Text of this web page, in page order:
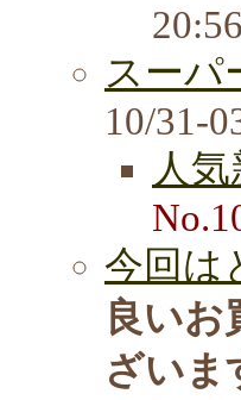
20:56
スーパ
10/31-
人
今回は
良い
ざいま